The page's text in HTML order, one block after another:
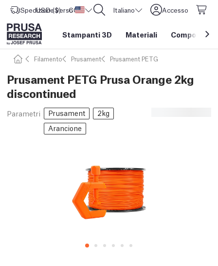
Spedizione verso Stati Uniti d'America
USD ($) CORE One L: Ora disponibile! Italiano Accesso
Stampanti 3D Materiali Componenti
Filamento Prusament Prusament PETG
Prusament PETG Prusa Orange 2kg
discontinued
Parametri Prusament
2kg
Arancione